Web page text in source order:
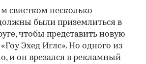
свистком несколько
были приземлиться в
чтобы представить новую
Эхед Иглс». Но одного из
и он врезался в рекламный